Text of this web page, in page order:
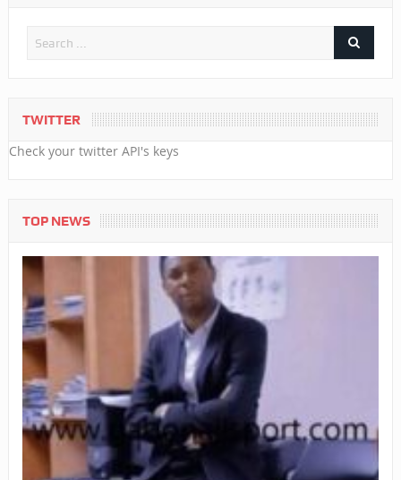
TWITTER
Check your twitter API's keys
TOP NEWS